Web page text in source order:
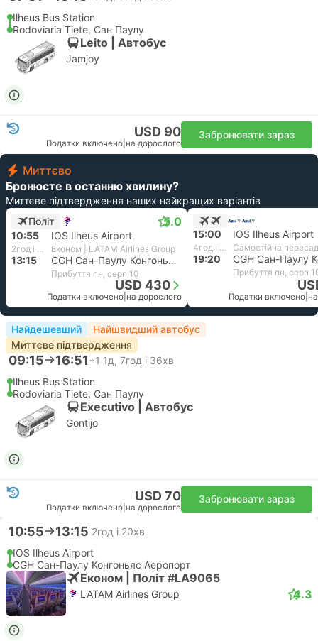
Ilheus Bus Station
Rodoviaria Tiete, Сан Паулу
Leito | Автобус
Jamjoy
USD 90
Податки включено на дорослого
Забронювати зараз
Миттєво
Бронюєте в останню хвилину?
Миттєве підтвердження наших найкращих варіантів
Політ
5.0
10:55 IOS Ilheus Airport
2год і 20хв Економ | LATAM Airlines Group
13:15 CGH Сан-Паулу Конгоньяс Аеропорт
Прибуття пн, серп 10
USD 430
Податки включено на дорослого
15:00 IOS Ilheus Airport
4год і 20хв Самостійна
19:20
Прибуття пн, серп
Податки включено
Найдешевший
Найшвидший автобус
Миттєве підтвердження
09:15 16:51+1 1д, 7год і 36хв
Ilheus Bus Station
Rodoviaria Tiete, Сан Паулу
Executivo | Автобус
Gontijo
USD 70
Податки включено на дорослого
Забронювати зараз
10:55 13:15 2год і 20хв
IOS Ilheus Airport
CGH Сан-Паулу Конгоньяс Аеропорт
Економ | Політ #LA9065
LATAM Airlines Group 4.3